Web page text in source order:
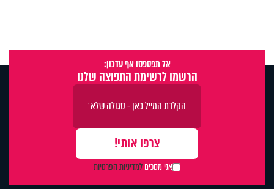
אל תפספסו אף עדכון:
הרשמו לרשימת התפוצה שלנו
אני מסכיםלמדיניות הפרטיות